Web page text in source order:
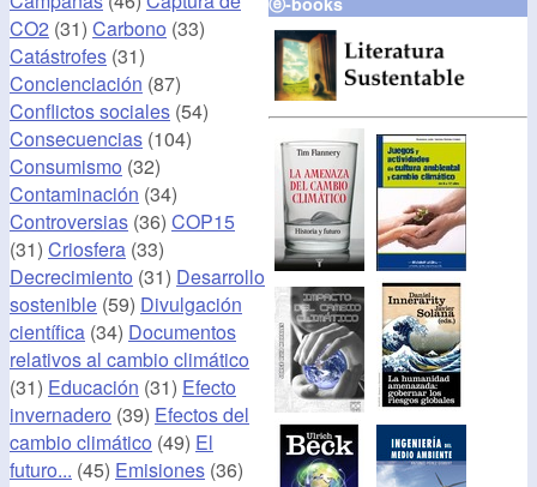
CO2 (31) Carbono (33)
Catástrofes (31)
Concienciación (87)
Conflictos sociales (54)
Consecuencias (104)
Consumismo (32)
Contaminación (34)
Controversias (36) COP15
(31) Criosfera (33)
Decrecimiento (31) Desarrollo
sostenible (59) Divulgación
científica (34) Documentos
relativos al cambio climático
(31) Educación (31) Efecto
invernadero (39) Efectos del
cambio climático (49) El
futuro... (45) Emisiones (36)